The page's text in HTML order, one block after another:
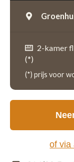
2-kamer
(*)
(*) prijs voor
of via